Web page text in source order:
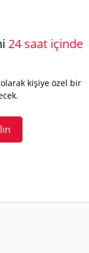
24 saat içinde
kişiye özel bir